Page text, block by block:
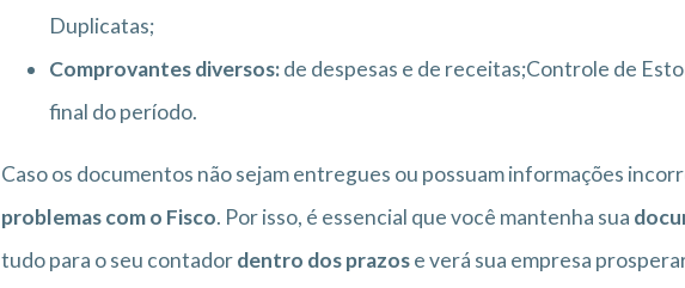
Duplicatas;
Comprovantes diversos:de despesas e de receitas;Controle de
final do período.
Caso os documentos não sejam entregues ou possuam informações
problemas com o Fisco. Por isso, é essencial que você mantenha sua
tudo para o seu contadordentro dos prazose verá sua empresa